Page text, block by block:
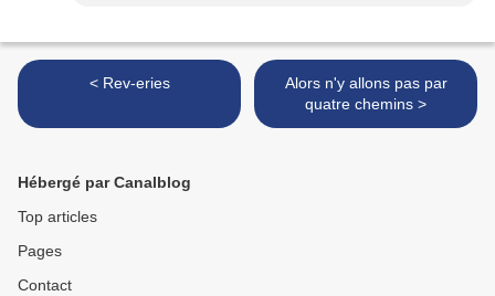
< Rev-eries
Alors n'y allons pas par
quatre chemins >
Hébergé par Canalblog
Top articles
Pages
Contact